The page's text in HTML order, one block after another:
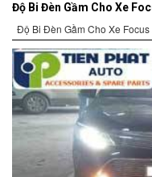
Độ Bi Đèn Gầm Cho Xe
Độ Bi Đèn Gầm Cho Xe